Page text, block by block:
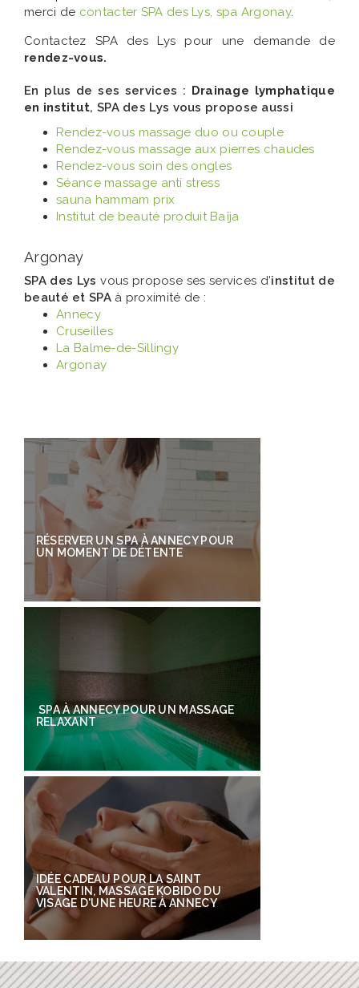
merci de contacter SPA des Lys, spa Argonay.
Contactez SPA des Lys pour une demande de
rendez-vous.
En plus de ses services :
Drainage lymphatique
en institut, SPA des Lys vous propose aussi
Rendez-vous massage duo ou couple
Rendez-vous massage aux pierres chaudes
Rendez-vous soin des ongles
Séance massage anti stress
sauna hammam prix
Institut de beauté produit Baïja
Argonay
SPA des Lys vous propose ses services d'institut de
beauté et SPA à proximité de :
Annecy
Cruseilles
La Balme-de-Sillingy
Argonay
RÉSERVER UN SPA À ANNECY POUR
UN MOMENT DE DÉTENTE
SPA À ANNECY POUR UN MASSAGE
RELAXANT
IDÉE CADEAU POUR LA SAINT
VALENTIN, MASSAGE KOBIDO DU
VISAGE D'UNE HEURE À ANNECY